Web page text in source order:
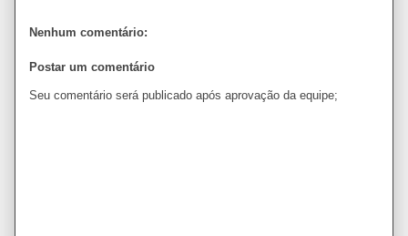
Nenhum comentário:
Postar um comentário
Seu comentário será publicado após aprovação da equipe;